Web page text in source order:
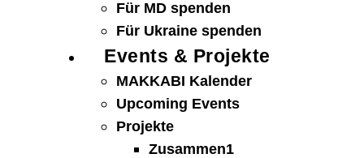
Für MD spenden
Für Ukraine spenden
Events & Projekte
MAKKABI Kalender
Upcoming Events
Projekte
Zusammen1